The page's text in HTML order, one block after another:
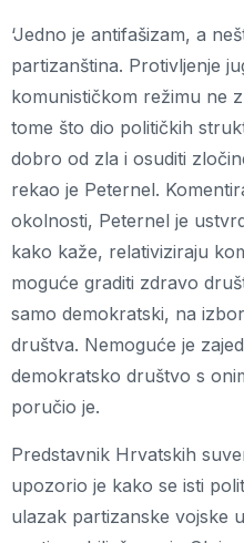
‘Jedno je antifašizam, a
partizanština. Protivljenje
komunističkom režimu ne
tome što dio političkih
dobro od zla i osuditi
rekao je Peternel.
okolnosti, Peternel je
kako kaže, relativiziraju
moguće graditi zdravo
samo demokratski, na
društva. Nemoguće je
demokratsko društvo s
poručio je.
Predstavnik Hrvatskih
upozorio je kako se isti
ulazak partizanske vojske